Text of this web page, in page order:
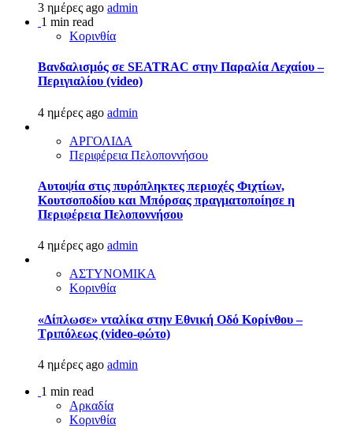
3 ημέρες ago admin
1 min read
Κορινθία
Βανδαλισμός σε SEATRAC στην Παραλία Λεχαίου –
Περιγιαλίου (video)
4 ημέρες ago admin
ΑΡΓΟΛΙΔΑ
Περιφέρεια Πελοποννήσου
Αυτοψία στις πυρόπληκτες περιοχές Φιχτίων,
Κουτσοποδίου και Μπόρσας πραγματοποίησε η
Περιφέρεια Πελοποννήσου
4 ημέρες ago admin
ΑΣΤΥΝΟΜΙΚΑ
Κορινθία
«Δίπλωσε» νταλίκα στην Εθνική Oδό Κορίνθου –
Τριπόλεως (video-φώτο)
4 ημέρες ago admin
1 min read
Αρκαδία
Κορινθία